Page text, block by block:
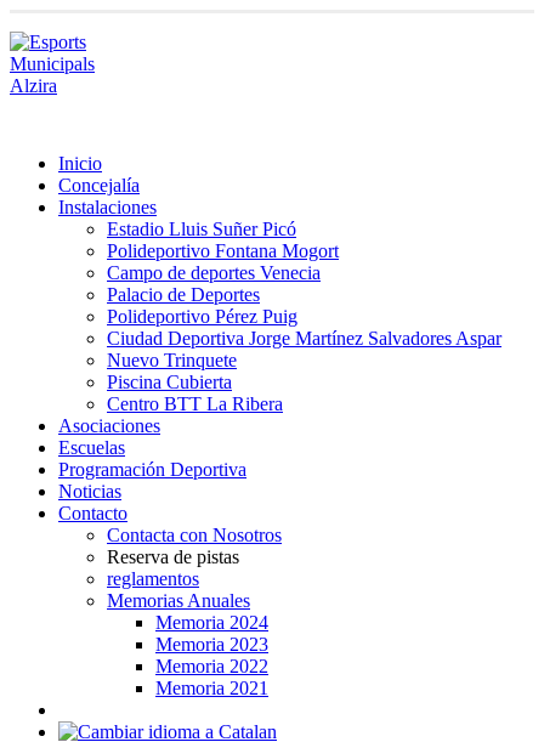
Inicio
Concejalía
Instalaciones
Estadio Lluis Suñer Picó
Polideportivo Fontana Mogort
Campo de deportes Venecia
Palacio de Deportes
Polideportivo Pérez Puig
Ciudad Deportiva Jorge Martínez Salvadores Aspar
Nuevo Trinquete
Piscina Cubierta
Centro BTT La Ribera
Asociaciones
Escuelas
Programación Deportiva
Noticias
Contacto
Contacta con Nosotros
Reserva de pistas
reglamentos
Memorias Anuales
Memoria 2024
Memoria 2023
Memoria 2022
Memoria 2021